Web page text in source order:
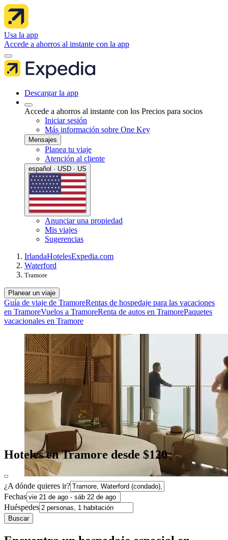
Usa la app
Accede a ahorros al instante con la app
Descargar la app
Accede a ahorros al instante con los Precios para socios
Iniciar sesión
Más información sobre One Key
Mensajes
Planea tu viaje
Atención al cliente
español · USD · US
Anunciar una propiedad
Mis viajes
Sugerencias
IrlandaHotelesExpedia.com
Waterford
Tramore
Planear un viaje
Guía de viaje de TramoreRentas de hospedaje para las vacaciones
en TramoreVuelos a TramoreRenta de autos en TramorePaquetes
vacacionales en Tramore
Hoteles en Tramore desde $120
¿A dónde quieres ir?
Fechas
Huéspedes
Buscar